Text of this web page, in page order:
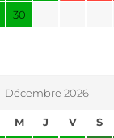
30
Décembre 2026
M J V S